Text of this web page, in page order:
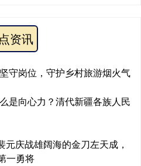
资讯
守岗位，守护乡村旅游烟火气
是向心力？清代新疆各族人民
庆战雄阔海的金刀左天成，
一勇将